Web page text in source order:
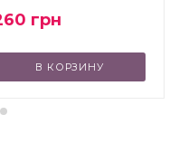
грн
В КОРЗИНУ